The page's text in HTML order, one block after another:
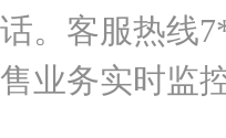
。客服热线
业务实时监